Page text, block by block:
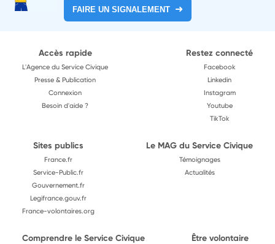
FAIRE UN SIGNALEMENT
Accès rapide
L'Agence du Service Civique
Presse & Publication
Connexion
Besoin d'aide ?
Restez connecté
Facebook
Linkedin
Instagram
Youtube
TikTok
Sites publics
France.fr
Service-Public.fr
Gouvernement.fr
Legifrance.gouv.fr
France-volontaires.org
Le MAG du Service Civique
Témoignages
Actualités
Comprendre le Service Civique Être volontaire